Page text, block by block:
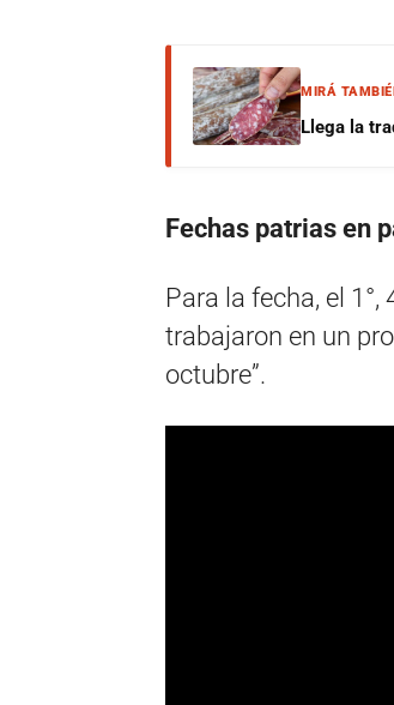
MIRÁ
Llega la
Fechas patrias en
Para la fecha, el 1°,
trabajaron en un
octubre”.